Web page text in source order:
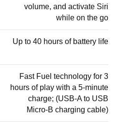
volume, and activate Siri
while on the go
Up to 40 hours of battery life
Fast Fuel technology for 3
hours of play with a 5-minute
charge; (USB-A to USB
Micro-B charging cable)